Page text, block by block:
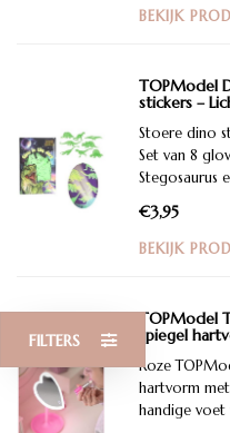
FILTERS
BEKIJK
TOPModel
stickers –
Stoere dino
Set van 8
Stegosaurus
€3,95
BEKIJK
TOPModel
spiegel
Roze
hartvorm
handige voet